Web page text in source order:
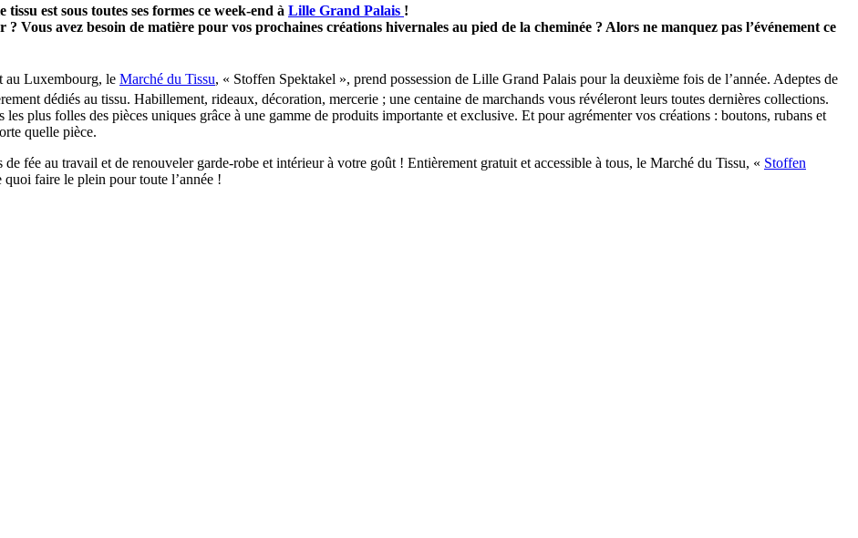
est sous toutes ses formes ce week-end à Lille Grand Palais !
Vous avez besoin de matière pour vos prochaines créations hivernales au pied de la cheminée ? Alors ne manquez pas l’événement ce
au Luxembourg, le Marché du Tissu, « Stoffen Spektakel », prend possession de Lille Grand Palais pour la deuxième fois de l’année. Adeptes de
dédiés au tissu. Habillement, rideaux, décoration, mercerie ; une centaine de marchands vous révéleront leurs toutes dernières collections.
plus folles des pièces uniques grâce à une gamme de produits importante et exclusive. Et pour agrémenter vos créations : boutons, rubans et
quelle pièce.
fée au travail et de renouveler garde-robe et intérieur à votre goût ! Entièrement gratuit et accessible à tous, le Marché du Tissu, « Stoffen
faire le plein pour toute l’année !